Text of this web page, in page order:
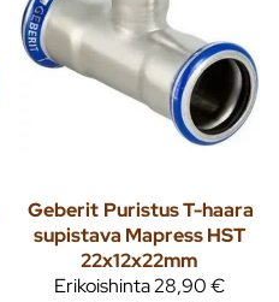
Geberit Puristus T-haara
supistava Mapress HST
22x12x22mm
Erikoishinta28,90 €